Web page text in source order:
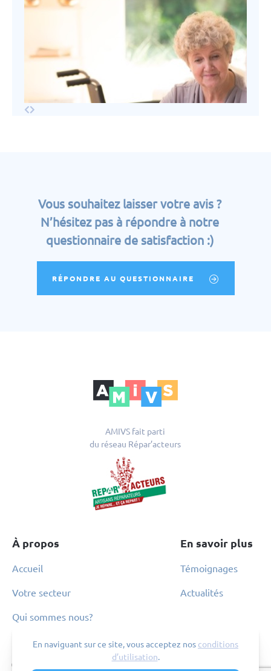
En naviguant sur ce site, vous acceptez nos conditions
d’utilisation.
Vous souhaitez laisser votre avis ?
N’hésitez pas à répondre à notre
questionnaire de satisfaction :)
RÉPONDRE AU QUESTIONNAIRE
AMIVS fait parti
du réseau Répar’acteurs
À propos
Accueil
Votre secteur
Qui sommes nous?
En savoir plus
Témoignages
Actualités
Contact
04.82.53.71.13
Suivez-nous
Linkedin